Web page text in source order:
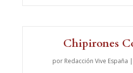
Chipirones
por Redacción Vive España |